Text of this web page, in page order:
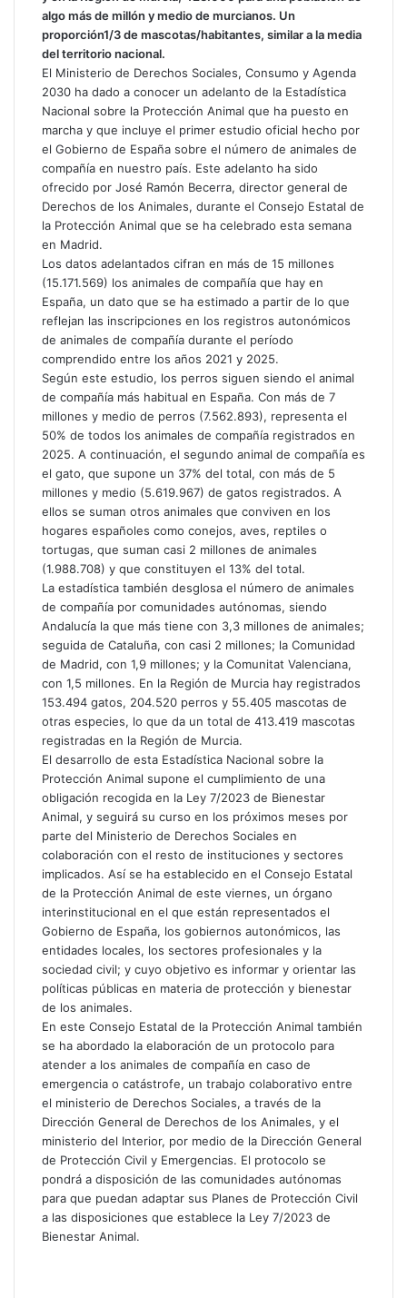
algo más de millón y medio de murcianos. Un
proporción1/3 de mascotas/habitantes, similar a la media
del territorio nacional.
El Ministerio de Derechos Sociales, Consumo y Agenda
2030 ha dado a conocer un adelanto de la Estadística
Nacional sobre la Protección Animal que ha puesto en
marcha y que incluye el primer estudio oficial hecho por
el Gobierno de España sobre el número de animales de
compañía en nuestro país. Este adelanto ha sido
ofrecido por José Ramón Becerra, director general de
Derechos de los Animales, durante el Consejo Estatal de
la Protección Animal que se ha celebrado esta semana
en Madrid.
Los datos adelantados cifran en más de 15 millones
(15.171.569) los animales de compañía que hay en
España, un dato que se ha estimado a partir de lo que
reflejan las inscripciones en los registros autonómicos
de animales de compañía durante el período
comprendido entre los años 2021 y 2025.
Según este estudio, los perros siguen siendo el animal
de compañía más habitual en España. Con más de 7
millones y medio de perros (7.562.893), representa el
50% de todos los animales de compañía registrados en
2025. A continuación, el segundo animal de compañía es
el gato, que supone un 37% del total, con más de 5
millones y medio (5.619.967) de gatos registrados. A
ellos se suman otros animales que conviven en los
hogares españoles como conejos, aves, reptiles o
tortugas, que suman casi 2 millones de animales
(1.988.708) y que constituyen el 13% del total.
La estadística también desglosa el número de animales
de compañía por comunidades autónomas, siendo
Andalucía la que más tiene con 3,3 millones de animales;
seguida de Cataluña, con casi 2 millones; la Comunidad
de Madrid, con 1,9 millones; y la Comunitat Valenciana,
con 1,5 millones. En la Región de Murcia hay registrados
153.494 gatos, 204.520 perros y 55.405 mascotas de
otras especies, lo que da un total de 413.419 mascotas
registradas en la Región de Murcia.
El desarrollo de esta Estadística Nacional sobre la
Protección Animal supone el cumplimiento de una
obligación recogida en la Ley 7/2023 de Bienestar
Animal, y seguirá su curso en los próximos meses por
parte del Ministerio de Derechos Sociales en
colaboración con el resto de instituciones y sectores
implicados. Así se ha establecido en el Consejo Estatal
de la Protección Animal de este viernes, un órgano
interinstitucional en el que están representados el
Gobierno de España, los gobiernos autonómicos, las
entidades locales, los sectores profesionales y la
sociedad civil; y cuyo objetivo es informar y orientar las
políticas públicas en materia de protección y bienestar
de los animales.
En este Consejo Estatal de la Protección Animal también
se ha abordado la elaboración de un protocolo para
atender a los animales de compañía en caso de
emergencia o catástrofe, un trabajo colaborativo entre
el ministerio de Derechos Sociales, a través de la
Dirección General de Derechos de los Animales, y el
ministerio del Interior, por medio de la Dirección General
de Protección Civil y Emergencias. El protocolo se
pondrá a disposición de las comunidades autónomas
para que puedan adaptar sus Planes de Protección Civil
a las disposiciones que establece la Ley 7/2023 de
Bienestar Animal.